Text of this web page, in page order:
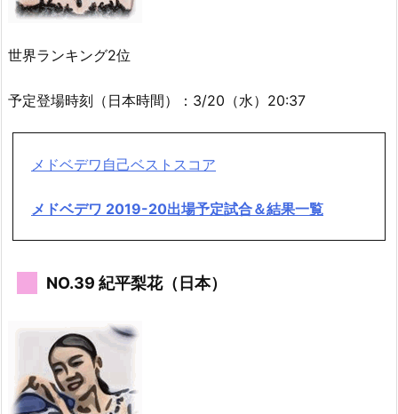
世界ランキング2位
予定登場時刻（日本時間）：3/20（水）20:37
メドベデワ自己ベストスコア
メドベデワ 2019-20出場予定試合＆結果一覧
NO.39 紀平梨花（日本）